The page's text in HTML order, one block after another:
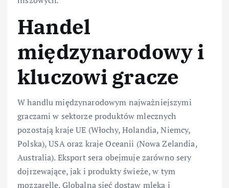
Handel
międzynarodowy i
kluczowi gracze
W handlu międzynarodowym najważniejszymi
graczami w sektorze produktów mlecznych
pozostają kraje UE (Włochy, Holandia, Niemcy,
Polska), USA oraz kraje Oceanii (Nowa Zelandia,
Australia). Eksport sera obejmuje zarówno sery
dojrzewające, jak i produkty świeże, w tym
mozzarellę. Globalna sieć dostaw mleka i